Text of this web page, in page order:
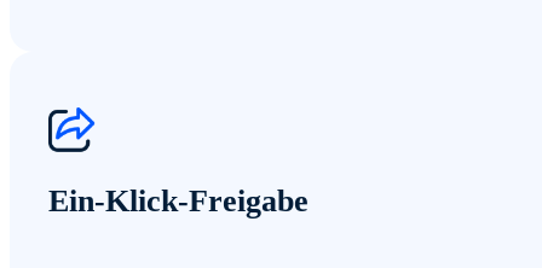
Ein-Klick-Freigabe